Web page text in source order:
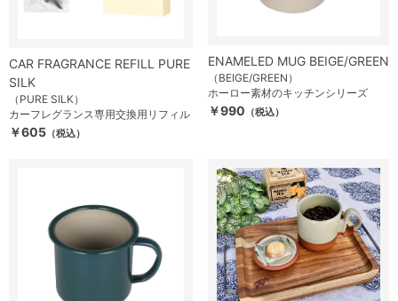
CAR FRAGRANCE REFILL PURE
SILK
（PURE SILK）
カーフレグランス専用交換用リフィル
￥605 （税込）
ENAMELED MUG BEIGE/GREEN
（BEIGE/GREEN）
ホーロー素材のキッチンシリーズ
￥990 （税込）